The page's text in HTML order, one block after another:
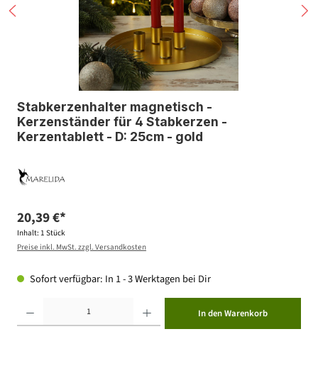
Stabkerzenhalter magnetisch -
Kerzenständer für 4 Stabkerzen -
Kerzentablett - D: 25cm - gold
20,39 €*
Inhalt: 1 Stück
Preise inkl. MwSt. zzgl. Versandkosten
Sofort verfügbar: In 1 - 3 Werktagen bei Dir
In den Warenkorb